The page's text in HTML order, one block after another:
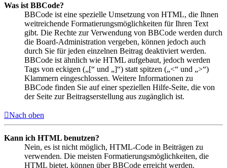
Was ist BBCode?
BBCode ist eine spezielle Umsetzung von HTML, die Ihnen
weitreichende Formatierungsmöglichkeiten für Ihren Text
gibt. Die Rechte zur Verwendung von BBCode werden durch
die Board-Administration vergeben, können jedoch auch
durch Sie für jeden einzelnen Beitrag deaktiviert werden.
BBCode ist ähnlich wie HTML aufgebaut, jedoch werden
Tags von eckigen („[“ und „]“) statt spitzen („<“ und „>“)
Klammern eingeschlossen. Weitere Informationen zu
BBCode finden Sie auf einer speziellen Hilfe-Seite, die von
der Seite zur Beitragserstellung aus zugänglich ist.
Nach oben
Kann ich HTML benutzen?
Nein, es ist nicht möglich, HTML-Code in Beiträgen zu
verwenden. Die meisten Formatierungsmöglichkeiten, die
HTML bietet, können über BBCode erreicht werden.